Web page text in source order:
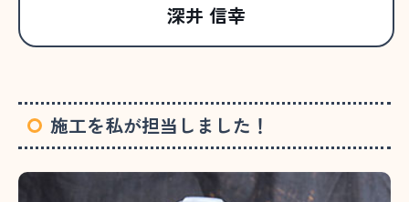
深井 信幸
施工を私が担当しました！